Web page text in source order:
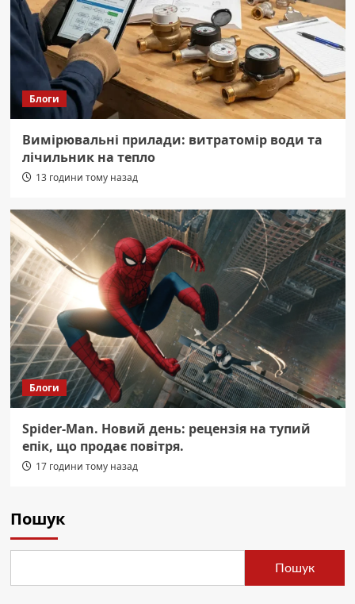
Блоги
Вимірювальні прилади: витратомір води та
лічильник на тепло
13 години тому назад
Блоги
Spider-Man. Новий день: рецензія на тупий
епік, що продає повітря.
17 години тому назад
Пошук
Пошук